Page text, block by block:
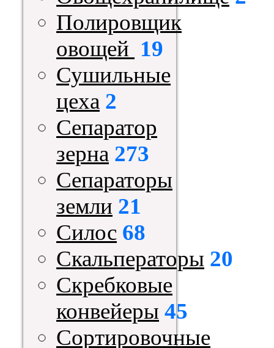
Полировщик
овощей 19
Сушильные
цеха 2
Сепаратор
зерна 273
Сепараторы
земли 21
Силос 68
Скальператоры 20
Скребковые
конвейеры 45
Сортировочные